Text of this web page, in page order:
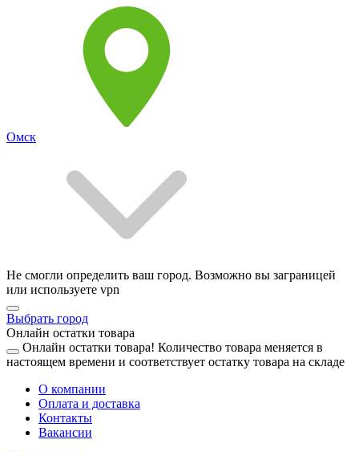
Омск
Не смогли определить ваш город. Возможно вы заграницей
или используете vpn
Выбрать город
Онлайн остатки товара
Онлайн остатки товара! Количество товара меняется в
настоящем времени и соответствует остатку товара на складе
О компании
Оплата и доставка
Контакты
Вакансии